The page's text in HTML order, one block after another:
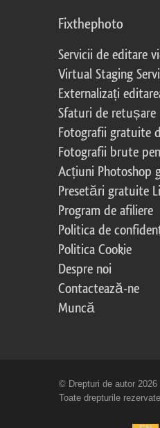
Fixthephoto
Servicii de editare
Virtual Staging
Externalizați
Sfaturi de retușare
Fotografii gratuite
Fotografii brute
Acțiuni Photoshop
Presetări gratuite
Program de afiliere
Politica de
Politica Cookie
Despre noi
Contactează-ne
Muncă
© Drepturi de autor 2026
Toate drepturile